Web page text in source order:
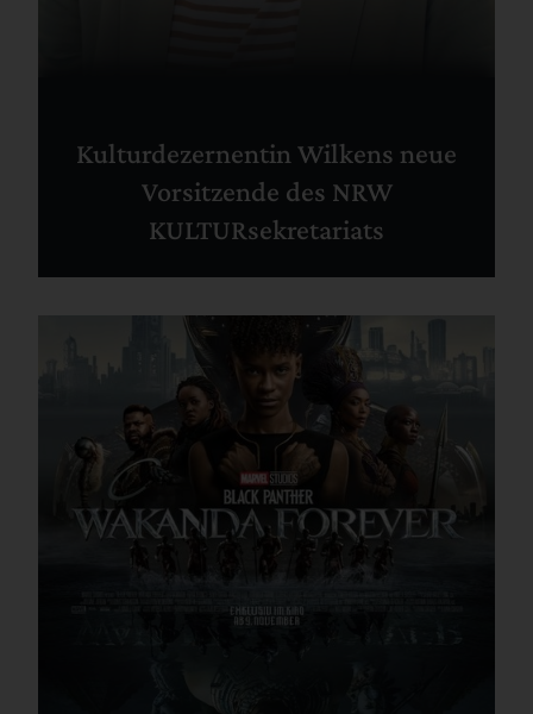
Kulturdezernentin Wilkens neue
Vorsitzende des NRW
KULTURsekretariats